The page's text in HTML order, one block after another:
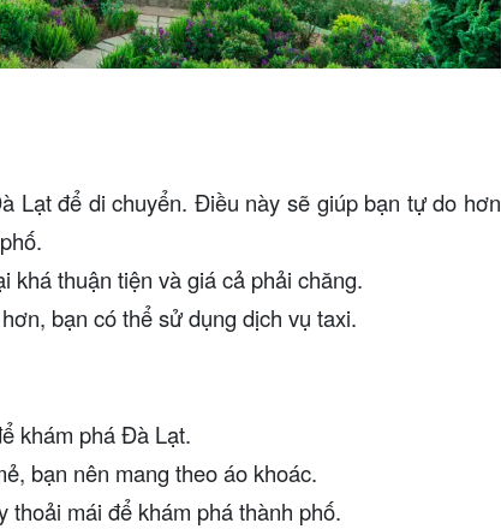
Lạt để di chuyển. Điều này sẽ giúp bạn tự do hơn
khá thuận tiện và giá cả phải chăng.
bạn có thể sử dụng dịch vụ taxi.
khám phá Đà Lạt.
bạn nên mang theo áo khoác.
thoải mái để khám phá thành phố.